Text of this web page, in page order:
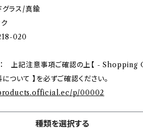
グラス/真鍮
020
： 上記注意事項ご確認の上【 - Shopping
について 】を必ずご確認ください。
p/00002
種類を選択する